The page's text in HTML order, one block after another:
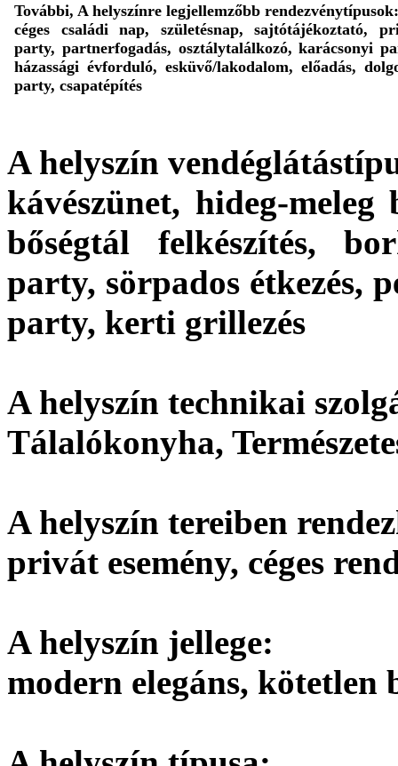
További, A helyszínre legjellemzőbb rendezvénytípusok:
céges családi nap, születésnap, sajtótájékoztató,
party, partnerfogadás, osztálytalálkozó, karácsonyi
házassági évforduló, esküvő/lakodalom, előadás,
party, csapatépítés
A helyszín
kávészünet, hideg-
bőségtál felkészítés,
party, sörpados étkezés,
party, kerti grillezés
A helyszín technikai
Tálalókonyha,
A helyszín tereiben
privát esemény, céges
A helyszín jellege:
modern elegáns,